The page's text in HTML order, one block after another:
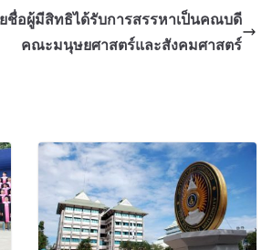
ชื่อผู้มีสิทธิได้รับการสรรหาเป็นคณบดี
คณะมนุษยศาสตร์และสังคมศาสตร์